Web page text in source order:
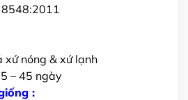
8548:2011
xứ nóng & xứ lạnh
– 45 ngày
:
vấn
tư vấn
tức